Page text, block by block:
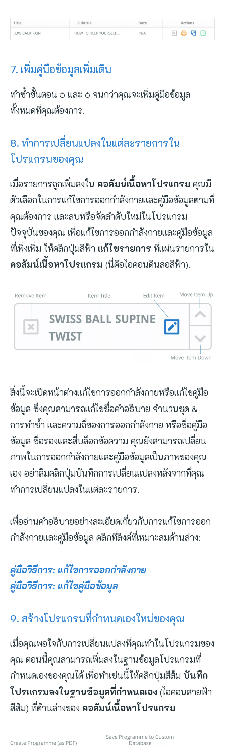
7. เพิ่มคู่มือข้อมูลเพิ่มเติม
ทำซ้ำขั้นตอน 5 และ 6 จนกว่าคุณจะเพิ่มคู่มือข้อมูล
ทั้งหมดที่คุณต้องการ.
8. ทำการเปลี่ยนแปลงในแต่ละรายการใน
โปรแกรมของคุณ
เมื่อรายการถูกเพิ่มลงใน คอลัมน์เนื้อหาโปรแกรม คุณมี
ตัวเลือกในการแก้ไขการออกกำลังกายและคู่มือข้อมูลตามที่
คุณต้องการ และลบหรือจัดลำดับใหม่ในโปรแกรม
ปัจจุบันของคุณ เพื่อแก้ไขการออกกำลังกายและคู่มือข้อมูล
ที่เพิ่งเพิ่ม ให้คลิกปุ่มสีฟ้า แก้ไขรายการ ที่แผ่นรายการใน
คอลัมน์เนื้อหาโปรแกรม (นี่คือไอคอนดินสอสีฟ้า).
สิ่งนี้จะเปิดหน้าต่างแก้ไขการออกกำลังกายหรือแก้ไขคู่มือ
ข้อมูล ซึ่งคุณสามารถแก้ไขชื่อคำอธิบาย จำนวนชุด &
การทำซ้ำ และความถี่ของการออกกำลังกาย หรือชื่อคู่มือ
ข้อมูล ชื่อรองและสี่บล็อกข้อความ คุณยังสามารถเปลี่ยน
ภาพในการออกกำลังกายและคู่มือข้อมูลเป็นภาพของคุณ
เอง อย่าลืมคลิกปุ่มบันทึกการเปลี่ยนแปลงหลังจากที่คุณ
ทำการเปลี่ยนแปลงในแต่ละรายการ.
เพื่ออ่านคำอธิบายอย่างละเอียดเกี่ยวกับการแก้ไขการออก
กำลังกายและคู่มือข้อมูล คลิกที่ลิงค์ที่เหมาะสมด้านล่าง:
คู่มือวิธีการ: แก้ไขการออกกำลังกาย
คู่มือวิธีการ: แก้ไขคู่มือข้อมูล
9. สร้างโปรแกรมที่กำหนดเองใหม่ของคุณ
เมื่อคุณพอใจกับการเปลี่ยนแปลงที่คุณทำในโปรแกรมของ
คุณ ตอนนี้คุณสามารถเพิ่มลงในฐานข้อมูลโปรแกรมที่
กำหนดเองของคุณได้ เพื่อทำเช่นนี้ให้คลิกปุ่มสีส้ม บันทึก
โปรแกรมลงในฐานข้อมูลที่กำหนดเอง (ไอคอนสายฟ้า
สีส้ม) ที่ด้านล่างของ คอลัมน์เนื้อหาโปรแกรม